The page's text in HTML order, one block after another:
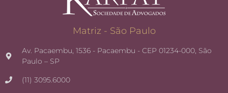
Matriz - São Paulo
Av. Pacaembu, 1536 - Pacaembu - CEP 01234-000, São
Paulo – SP
(11) 3095.6000